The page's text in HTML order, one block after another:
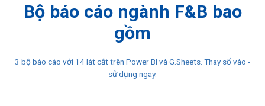
Bộ báo cáo ngành F&B bao
gồm
3 bộ báo cáo với 14 lát cắt trên Power BI và G.Sheets. Thay số vào -
sử dụng ngay.